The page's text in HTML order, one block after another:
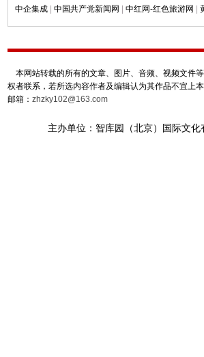
中企集成 中国共产党新闻网 中红网-红色旅游网
本网站转载的所有的文章、图片、音频、视频文件
权者联系，若所选内容作者及编辑认为其作品不宜上
邮箱： zhzky102@163.com
主办单位：智库园（北京）国际文